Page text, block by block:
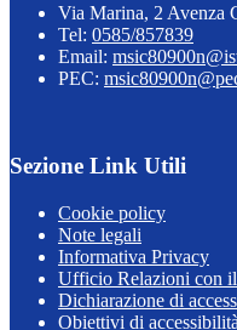
Via Marina, 2 Avenza
Tel: 0585/857839
Email:
PEC:
Sezione Link Utili
Cookie policy
Note legali
Informativa Privacy
Ufficio Relazioni con
Dichiarazione di
Obiettivi di accessibilità